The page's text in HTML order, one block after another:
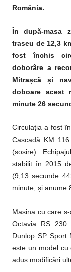
România.
În după-masa
traseu de 12,3
fost închis
doborâre a
Mitrașcă și
doboare acest
minute 26
Circulația a fost
Cascadă KM
(sosire).
stabilit în 2015
(9,13 secunde
minute, și anume
Mașina cu care
Octavia RS 230
Dunlop SP Sport
este un model
adus modificări